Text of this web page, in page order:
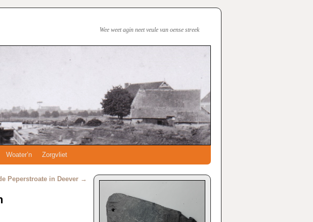
Wee weet agin neet veule van oense streek
Woater’n Zorgvliet
Peperstroate in Deever →